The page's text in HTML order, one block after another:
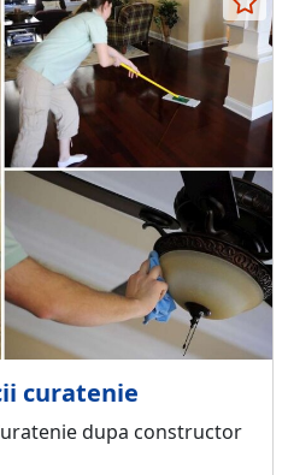
curatenie
dupa constructor